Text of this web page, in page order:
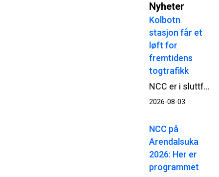
Nyheter
Kolbotn
stasjon får et
løft for
fremtidens
togtrafikk
NCC er i sluttfasen av en omfattende oppgradering av Kolbotn stasjon. Når passasjerene tar i bruk begge de nye plattformene fra 3. august, møter de en mer tilgjengelig og moderne stasjon, bygget mens togtrafikken i stor grad har gått som normalt.
2026-08-03
NCC på
Arendalsuka
2026: Her er
programmet